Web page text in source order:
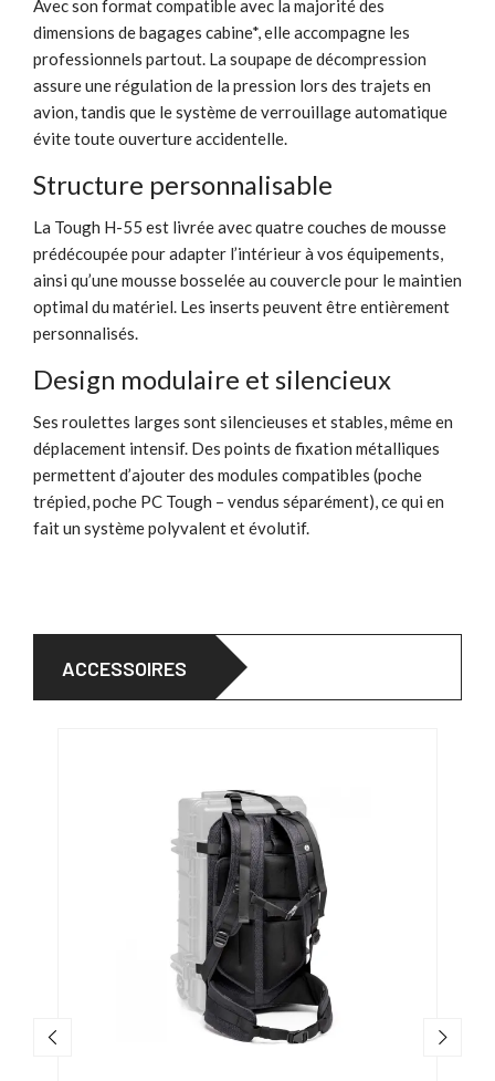
Avec son format compatible avec la majorité des
dimensions de bagages cabine*, elle accompagne les
professionnels partout. La soupape de décompression
assure une régulation de la pression lors des trajets en
avion, tandis que le système de verrouillage automatique
évite toute ouverture accidentelle.
Structure personnalisable
La Tough H-55 est livrée avec quatre couches de mousse
prédécoupée pour adapter l’intérieur à vos équipements,
ainsi qu’une mousse bosselée au couvercle pour le maintien
optimal du matériel. Les inserts peuvent être entièrement
personnalisés.
Design modulaire et silencieux
Ses roulettes larges sont silencieuses et stables, même en
déplacement intensif. Des points de fixation métalliques
permettent d’ajouter des modules compatibles (poche
trépied, poche PC Tough – vendus séparément), ce qui en
fait un système polyvalent et évolutif.
ACCESSOIRES